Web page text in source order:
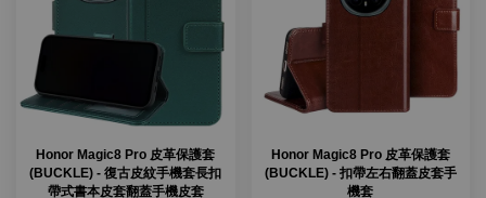
Honor Magic8 Pro 皮革保護套
(BUCKLE) - 復古皮紋手機套長扣
帶式書本皮套翻蓋手機皮套
Honor Magic8 Pro 皮革保護套
(BUCKLE) - 扣帶左右翻蓋皮套手
機套